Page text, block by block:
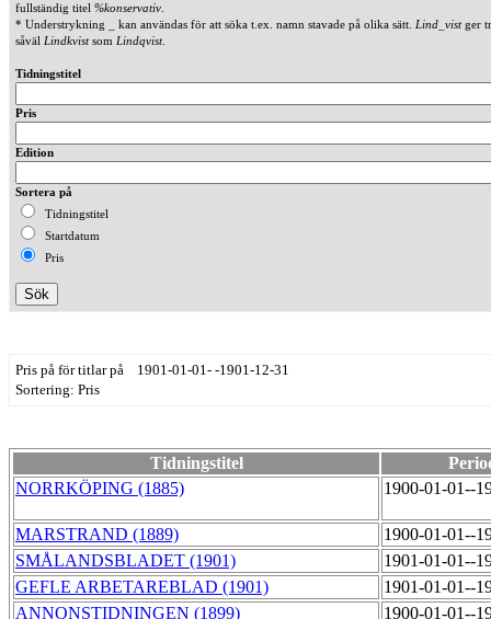
fullständig titel %konservativ
* Understrykning _ kan användas för att söka t.ex. namn stavade på olika sätt. Lind_vistger
såväl Lindkvistsom Lindqvist.
Tidningstitel
Pris
Edition
Sortera på
Tidningstitel
Startdatum
Pris
Pris på för titlar på 1901-01-01- -1901-12-31
Sortering: Pris
Tidningstitel
NORRKÖPING (1885)
1900-01-01--
MARSTRAND (1889)
1900-01-01--
SMÅLANDSBLADET (1901)
1901-01-01--
GEFLE ARBETAREBLAD (1901)
1901-01-01--
ANNONSTIDNINGEN (1899)
1900-01-01--